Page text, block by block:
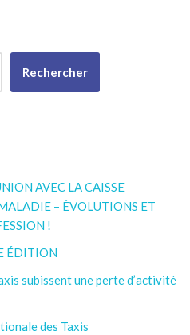
Rechercher
AVEC LA CAISSE
– ÉVOLUTIONS ET
!
ÉDITION
subissent une perte d’activité
des Taxis